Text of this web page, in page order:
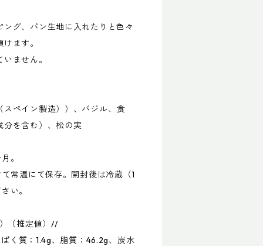
ング、パン生地に入れたりと色々
ます。
ません。
スペイン製造））、バジル、食
分を含む）、松の実
。
常温にて保存。開封後は冷蔵（1
い。
（推定値）//
く質：1.4g、脂質：46.2g、炭水